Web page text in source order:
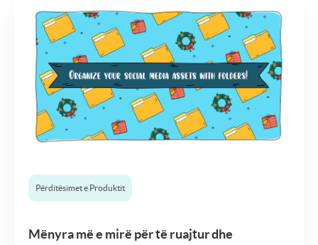
Përditësimet e Produktit
Mënyra më e mirë për të ruajtur dhe